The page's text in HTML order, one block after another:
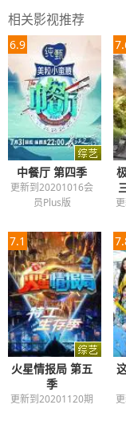
相关影视推荐
6.9
中餐厅 第四季
更新到20201016会
员Plus版
7.1
火星情报局 第五
季
更新到20201120期